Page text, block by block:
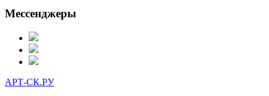
Мессенджеры
АРТ-СК.РУ